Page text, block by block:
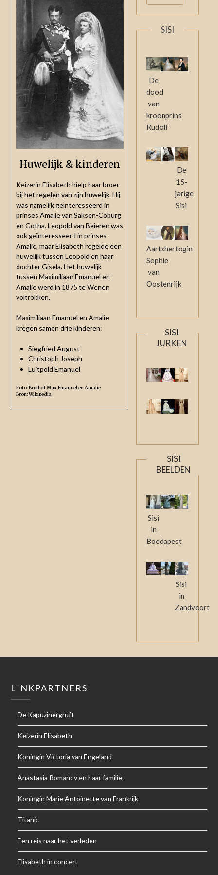
Huwelijk & kinderen
Keizerin Elisabeth hielp haar broer
bij het regelen van zijn huwelijk. Hij
was namelijk geïnteresseerd in
prinses Amalie van Saksen-Coburg
en Gotha. Leopold van Beieren was
ook geïnteresseerd in prinses
Amalie, maar Elisabeth regelde een
huwelijk tussen Leopold en haar
dochter Gisela. Het huwelijk
tussen Maximiliaan Emanuel en
Amalie werd in 1875 te Wenen
voltrokken.
Maximiliaan Emanuel en Amalie
kregen samen drie kinderen:
Siegfried August
Christoph Joseph
Luitpold Emanuel
Foto: Bruiloft Max Emanuel en Amalie
Bron:Wikipedia
SISI
De
dood
van
kroonprins
Rudolf
De
15-
jarige
Sisi
Aartshertogin
Sophie
van
Oostenrijk
SISI
JURKEN
SISI
BEELDEN
Sisi
in
Boedapest
Sisi
in
Zandvoort
LINKPARTNERS
De Kapuzinergruft
Keizerin Elisabeth
Koningin Victoria van Engeland
Anastasia Romanov en haar familie
Koningin Marie Antoinette van Frankrijk
Titanic
Een reis naar het verleden
Elisabeth in concert